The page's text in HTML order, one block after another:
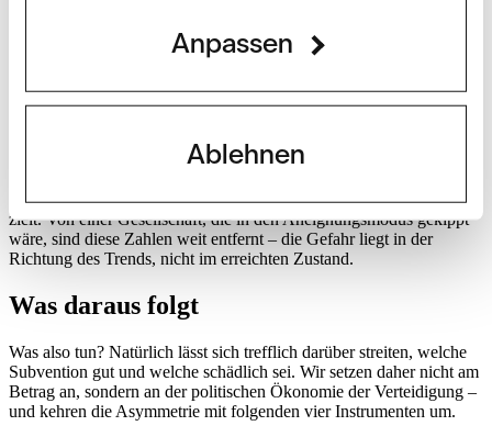
Anpassen
Ablehnen
Kruegers Mechanismus greift dort, wo um einen bestreitbaren Topf
den universellen Transfersystemen, deren Milliarden nicht
genuin private, rechtsformbasierte Empfängerblock –
Aktiengesellschaften, Vereine, Stiftungen, GmbH – beläuft sich im
Das ist der Ausschnitt, auf den das Rentenstreben im engen Sinn
zielt. Von einer Gesellschaft, die in den Aneignungsmodus gekippt
wäre, sind diese Zahlen weit entfernt – die Gefahr liegt in der
Richtung des Trends, nicht im erreichten Zustand.
Was daraus folgt
Was also tun? Natürlich lässt sich trefflich darüber streiten, welche
Subvention gut und welche schädlich sei. Wir setzen daher nicht am
Betrag an, sondern an der politischen Ökonomie der Verteidigung –
und kehren die Asymmetrie mit folgenden vier Instrumenten um.